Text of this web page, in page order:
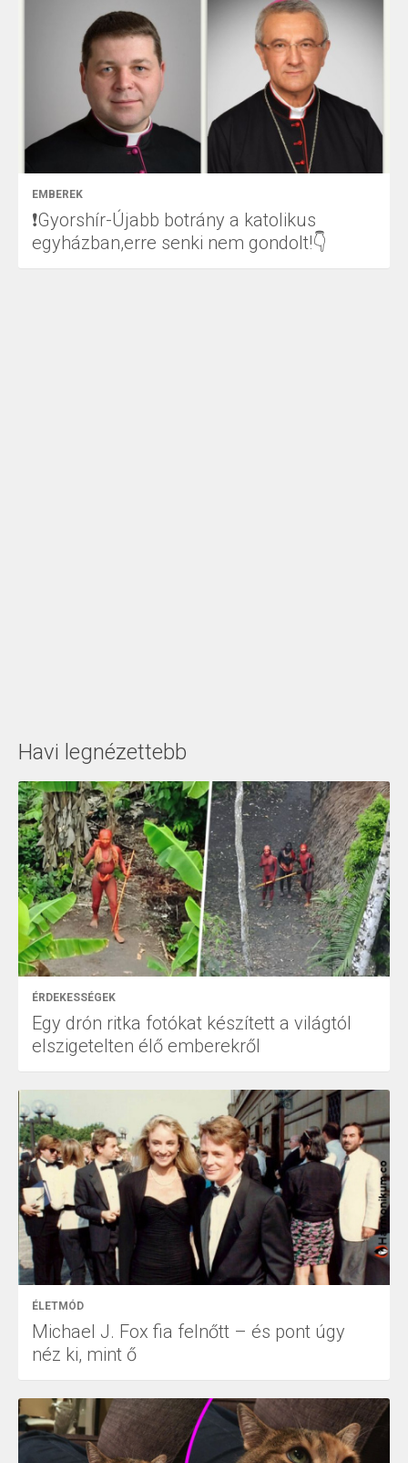
EMBEREK
❗Gyorshír-Újabb botrány a katolikus
egyházban,erre senki nem gondolt!👇
Havi legnézettebb
ÉRDEKESSÉGEK
Egy drón ritka fotókat készített a világtól
elszigetelten élő emberekről
ÉLETMÓD
Michael J. Fox fia felnőtt – és pont úgy
néz ki, mint ő